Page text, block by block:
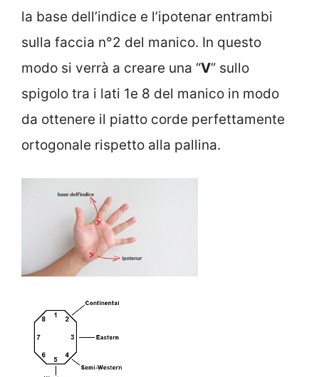
la base dell’indice e l’ipotenar entrambi
sulla faccia n°2 del manico. In questo
modo si verrà a creare una “V” sullo
spigolo tra i lati 1e 8 del manico in modo
da ottenere il piatto corde perfettamente
ortogonale rispetto alla pallina.